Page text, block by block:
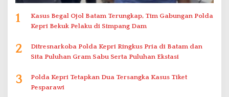
1
Kasus Begal Ojol Batam Terungkap, Tim Gabungan Polda
Kepri Bekuk Pelaku di Simpang Dam
2
Ditresnarkoba Polda Kepri Ringkus Pria di Batam dan
Sita Puluhan Gram Sabu Serta Puluhan Ekstasi
3
Polda Kepri Tetapkan Dua Tersangka Kasus Tiket
Pesparawi